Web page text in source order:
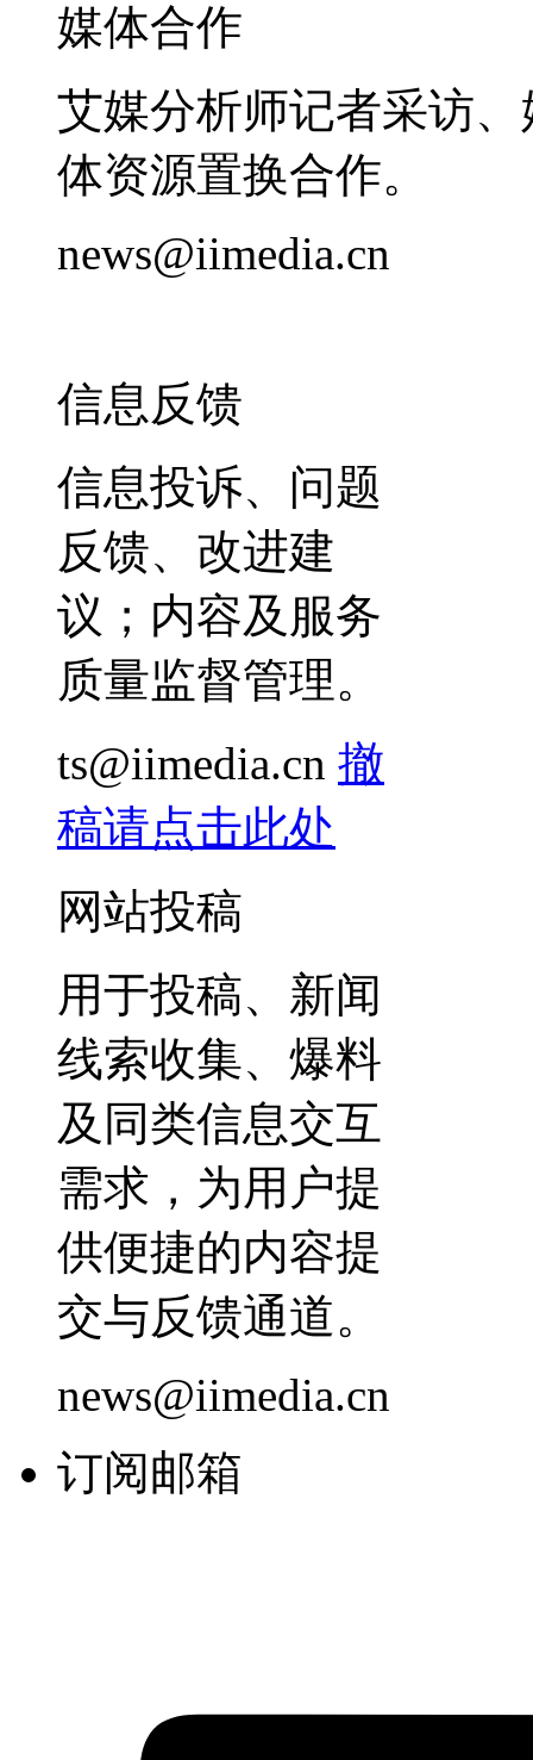
媒体合作
艾媒分析师记者采访
体资源置换合作。
news@iimedia.cn
信息反馈
信息投诉、问题
反馈、改进建
议；内容及服务
质量监督管理。
ts@iimedia.cn 撤
稿请点击此处
网站投稿
用于投稿、新闻
线索收集、爆料
及同类信息交互
需求，为用户提
供便捷的内容提
交与反馈通道。
news@iimedia.cn
订阅邮箱